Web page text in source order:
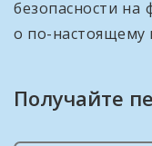
безопасности
о по-настоящему
Получайте